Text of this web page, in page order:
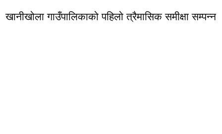
खानीखोला गाउँपालिकाको पहिलो त्रैमासिक समीक्षा सम्पन्न